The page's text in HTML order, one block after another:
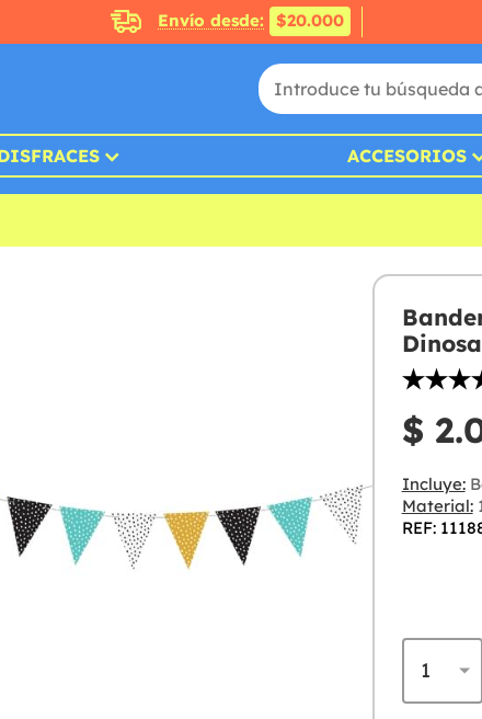
Envío desde: $20.000
ACCESORIOS
$
Incluye:
Material:
REF: